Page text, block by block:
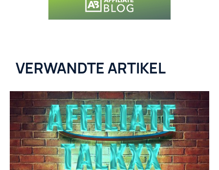
VERWANDTE ARTIKEL